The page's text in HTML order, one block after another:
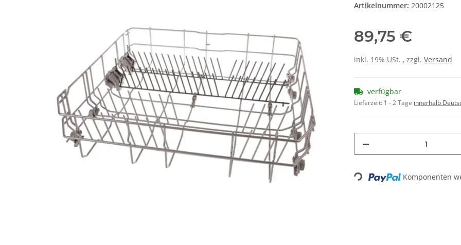
Artikelnummer: 20002125
89,75 €
inkl. 19% USt. , zzgl. Versand
verfügbar
Lieferzeit: 1 - 2 Tage innerhalb
Loading... Komponenten